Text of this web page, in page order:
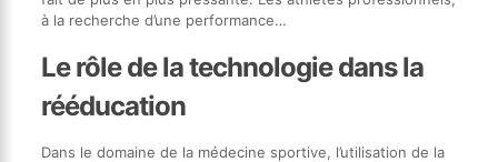
à la recherche d’une performance…
Le rôle de la technologie dans la
rééducation
Dans le domaine de la médecine sportive, l’utilisation de la